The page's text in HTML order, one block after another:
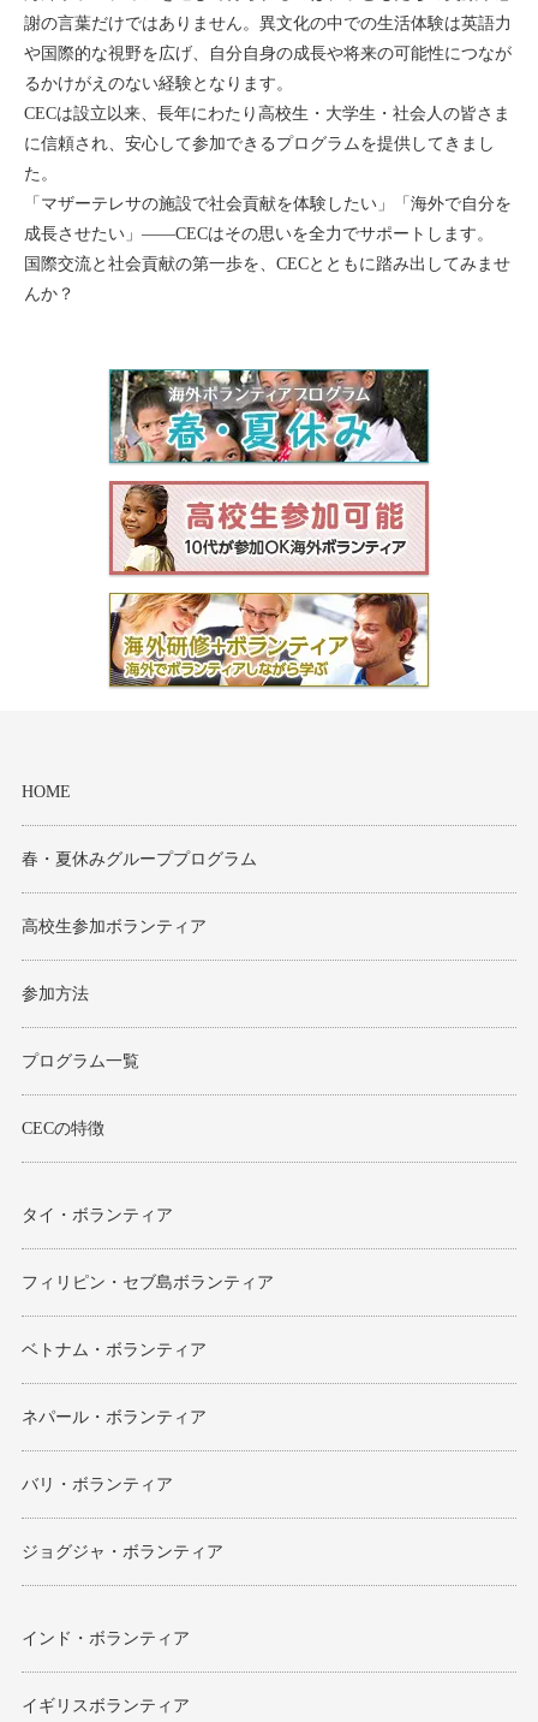
謝の言葉だけではありません。異文化の中での生活体験は英語力
や国際的な視野を広げ、自分自身の成長や将来の可能性につなが
るかけがえのない経験となります。
CECは設立以来、長年にわたり高校生・大学生・社会人の皆さま
に信頼され、安心して参加できるプログラムを提供してきまし
た。
「マザーテレサの施設で社会貢献を体験したい」「海外で自分を
成長させたい」――CECはその思いを全力でサポートします。
国際交流と社会貢献の第一歩を、CECとともに踏み出してみませ
んか？
HOME
春・夏休みグループプログラム
高校生参加ボランティア
参加方法
プログラム一覧
CECの特徴
タイ・ボランティア
フィリピン・セブ島ボランティア
ベトナム・ボランティア
ネパール・ボランティア
バリ・ボランティア
ジョグジャ・ボランティア
インド・ボランティア
イギリスボランティア